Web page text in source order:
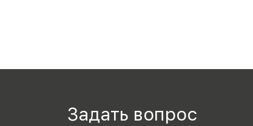
Задать вопрос